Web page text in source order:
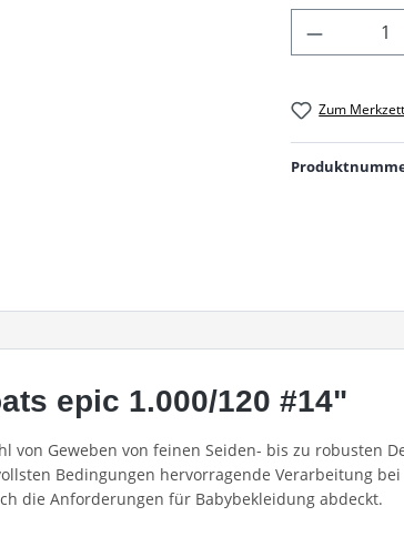
Zum
epic 1.000/120 #14"
von Geweben von feinen Seiden- bis zu robusten
Bedingungen hervorragende Verarbeitung
die Anforderungen für Babybekleidung abdeckt.